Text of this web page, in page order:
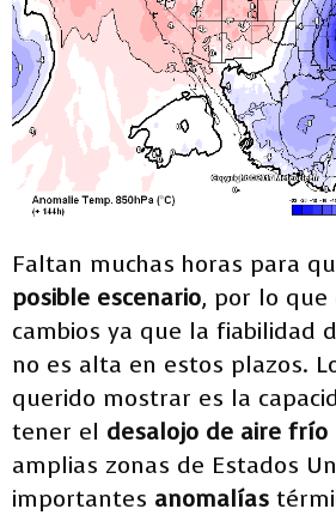
Faltan muchas horas para
posible escenario, por lo
cambios ya que la fiabilidad
no es alta en estos plazos.
querido mostrar es la
tener el desalojo de aire frío
amplias zonas de Estados
importantes anomalías